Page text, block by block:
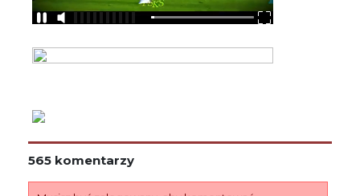
565 komentarzy